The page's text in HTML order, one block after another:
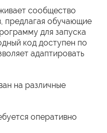
сообщество
предлагая обучающие
для запуска
код доступен по
адаптировать
на различные
оперативно